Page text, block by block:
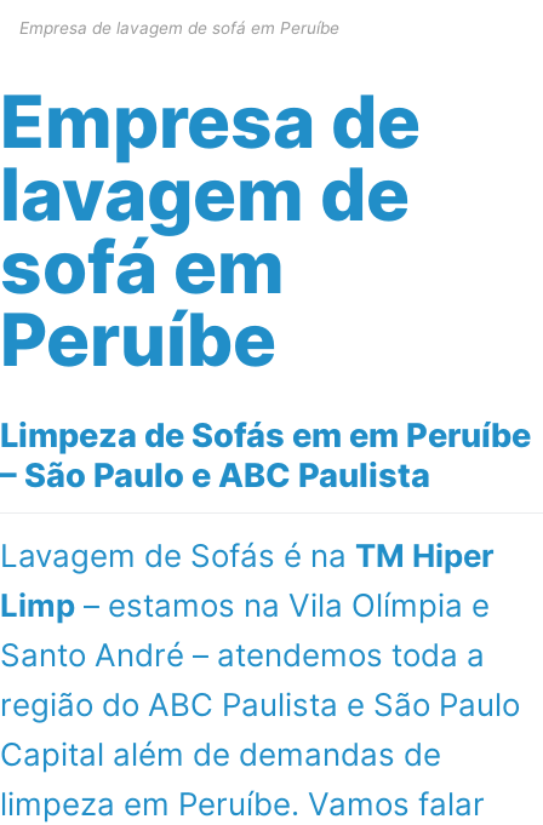
Empresa de lavagem de sofá em Peruíbe
Empresa de
lavagem de
sofá em
Peruíbe
Limpeza de Sofás em em Peruíbe
– São Paulo e ABC Paulista
Lavagem de Sofás é na TM Hiper
Limp – estamos na Vila Olímpia e
Santo André – atendemos toda a
região do ABC Paulista e São Paulo
Capital além de demandas de
limpeza em Peruíbe. Vamos falar